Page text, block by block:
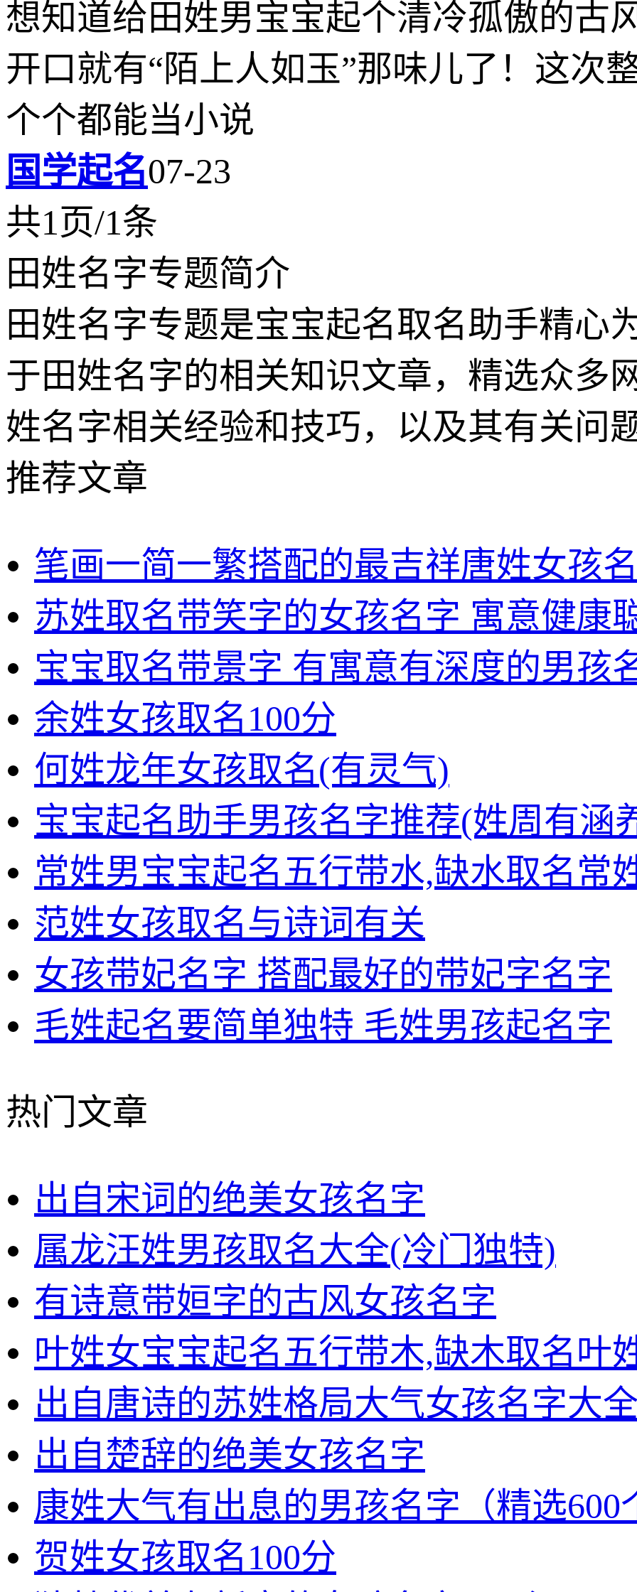
想知道给田姓男宝宝起个清冷孤傲的古
开口就有“陌上人如玉”那味儿了！这次
个个都能当小说
国学起名07-23
共1页/1条
田姓名字专题简介
田姓名字专题是宝宝起名取名助手精心
于田姓名字的相关知识文章，精选众多
姓名字相关经验和技巧，以及其有关问
推荐文章
笔画一简一繁搭配的最吉祥唐姓女孩
苏姓取名带笑字的女孩名字 寓意健康
宝宝取名带景字 有寓意有深度的男孩
余姓女孩取名100分
何姓龙年女孩取名(有灵气)
宝宝起名助手男孩名字推荐(姓周有涵
常姓男宝宝起名五行带水,缺水取名常
范姓女孩取名与诗词有关
女孩带妃名字 搭配最好的带妃字名字
毛姓起名要简单独特 毛姓男孩起名字
热门文章
出自宋词的绝美女孩名字
属龙汪姓男孩取名大全(冷门独特)
有诗意带姮字的古风女孩名字
叶姓女宝宝起名五行带木,缺木取名叶
出自唐诗的苏姓格局大气女孩名字大全
出自楚辞的绝美女孩名字
康姓大气有出息的男孩名字（精选600
贺姓女孩取名100分